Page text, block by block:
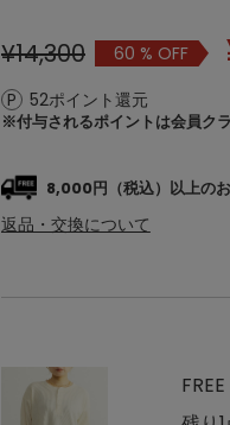
¥14,300 60 % OFF
52ポイント還元
※付与されるポイントは会員ク
8,000円（税込）以上の
返品・交換について